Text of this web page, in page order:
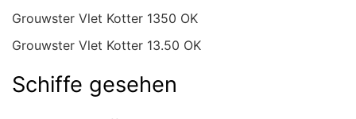
Grouwster Vlet Kotter 1350 OK
Grouwster Vlet Kotter 13.50 OK
Schiffe gesehen